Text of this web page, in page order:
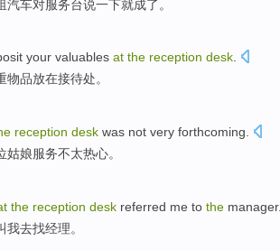
汽车对服务台说一下就成了 。
your valuables at the reception desk.
物品放在接待处。
reception desk was not very forthcoming
姑娘服务不太热心。
the reception desk referred me to the manager.
我去找经理。